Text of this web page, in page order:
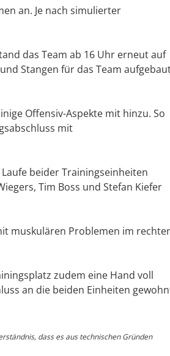
an. Je nach simulierter
das Team ab 16 Uhr erneut auf
Stangen für das Team
Offensiv-Aspekte mit hinzu. So
mit
beider Trainingseinheiten
Tim Boss und Stefan Kiefer
muskulären Problemen im
zudem eine Hand voll
an die beiden Einheiten
dass es aus technischen Gründen